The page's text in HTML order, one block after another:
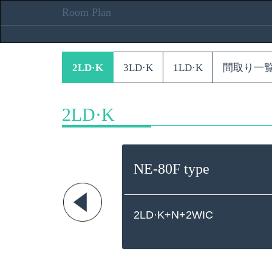
Room Plan
2LD·K 3LD·K 1LD·K 間取り一
2LD·K
NE-80F type
2LD·K+N+2WIC